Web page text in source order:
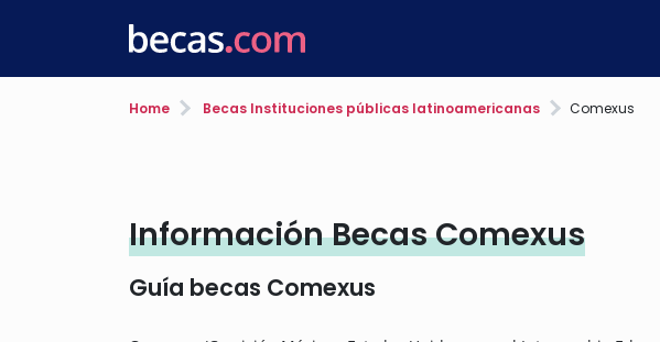
Home Becas Instituciones públicas latinoamericanas Comexus
Información Becas Comexus
Guía becas Comexus